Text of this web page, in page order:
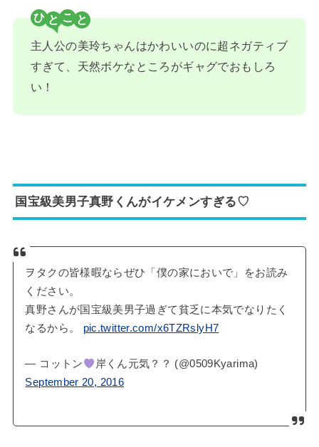
ひ こ
主人公の美玲ちゃんはかわいいのに超ネガティブ
すぎて、天然ボケなところがギャグでおもしろ
い！
国宝級美男子真野くんがイケメンすぎる♡
ヲタクの皆様暇ならぜひ「僕の家においで」をお読み
ください。
真野さんが国宝級美男子過ぎて貧乏に本気でなりたく
なるから。 pic.twitter.com/x6TZRslyH7
— コットン
岸くん元気？？ (@0509Kyarima)
September 20, 2016